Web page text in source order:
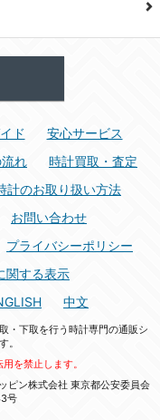
ド
安心サービス
れ
時計買取・査定
計のお取り扱い方法
お問い合わせ
プライバシーポリシー
関する表示
中文
・下取を行う時計専門の通販シ
。
を禁止します。
ン株式会社 東京都公安委員会
号